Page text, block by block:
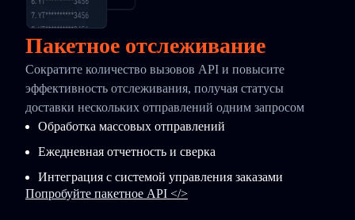
Пакетное отслеживание
Сократите количество вызовов API и повысите
эффективность отслеживания, получая статусы
доставки нескольких отправлений одним запросом
Обработка массовых отправлений
Ежедневная отчетность и сверка
Интеграция с системой управления заказами
Попробуйте пакетное API </>